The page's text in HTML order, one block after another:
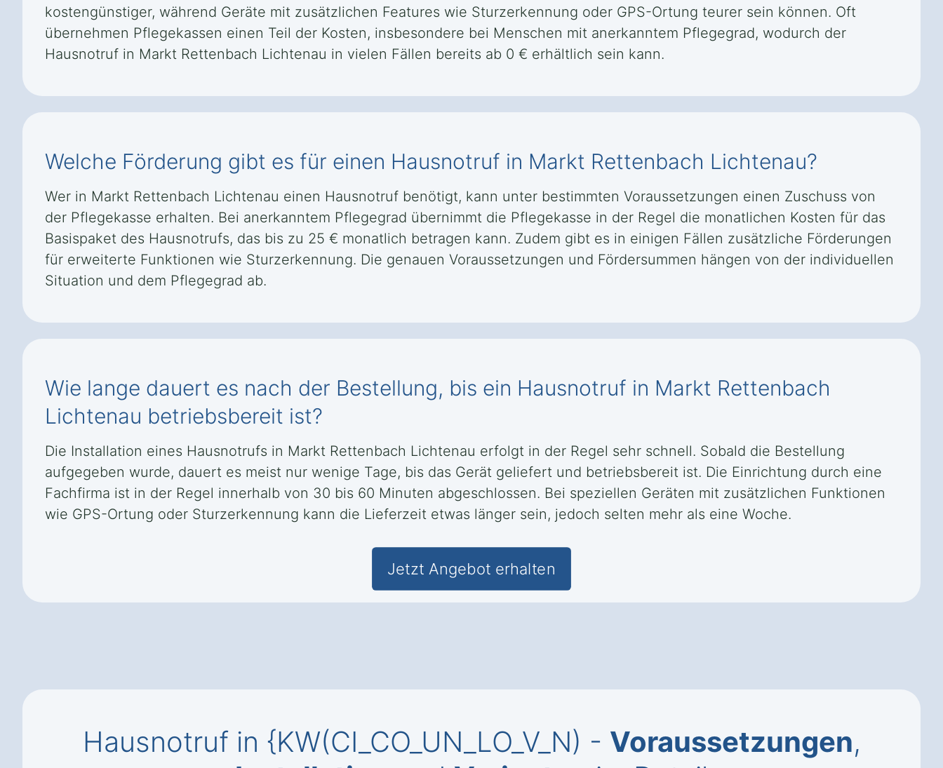
kostengünstiger, während Geräte mit zusätzlichen Features wie Sturzerkennung oder GPS-Ortung teurer sein können. Oft
übernehmen Pflegekassen einen Teil der Kosten, insbesondere bei Menschen mit anerkanntem Pflegegrad, wodurch der
Hausnotruf in Markt Rettenbach Lichtenau in vielen Fällen bereits ab 0 € erhältlich sein kann.
Welche Förderung gibt es für einen Hausnotruf in Markt Rettenbach Lichtenau?
Wer in Markt Rettenbach Lichtenau einen Hausnotruf benötigt, kann unter bestimmten Voraussetzungen einen Zuschuss von
der Pflegekasse erhalten. Bei anerkanntem Pflegegrad übernimmt die Pflegekasse in der Regel die monatlichen Kosten für das
Basispaket des Hausnotrufs, das bis zu 25 € monatlich betragen kann. Zudem gibt es in einigen Fällen zusätzliche Förderungen
für erweiterte Funktionen wie Sturzerkennung. Die genauen Voraussetzungen und Fördersummen hängen von der individuellen
Situation und dem Pflegegrad ab.
Wie lange dauert es nach der Bestellung, bis ein Hausnotruf in Markt Rettenbach
Lichtenau betriebsbereit ist?
Die Installation eines Hausnotrufs in Markt Rettenbach Lichtenau erfolgt in der Regel sehr schnell. Sobald die Bestellung
aufgegeben wurde, dauert es meist nur wenige Tage, bis das Gerät geliefert und betriebsbereit ist. Die Einrichtung durch eine
Fachfirma ist in der Regel innerhalb von 30 bis 60 Minuten abgeschlossen. Bei speziellen Geräten mit zusätzlichen Funktionen
wie GPS-Ortung oder Sturzerkennung kann die Lieferzeit etwas länger sein, jedoch selten mehr als eine Woche.
Jetzt Angebot erhalten
Hausnotruf in {KW(CI_CO_UN_LO_V_N) - Voraussetzungen,